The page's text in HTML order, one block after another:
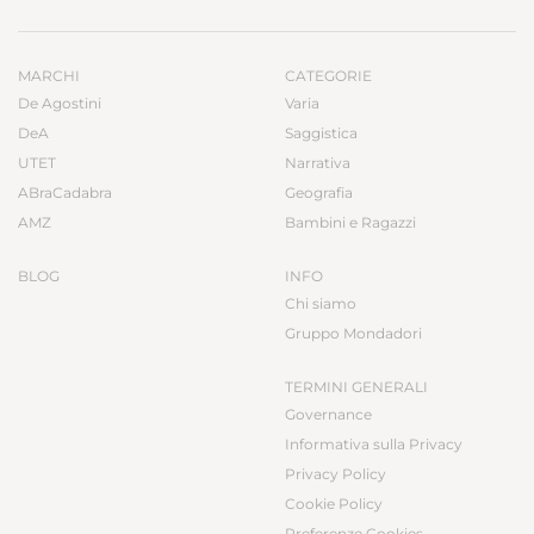
MARCHI
De Agostini
DeA
UTET
ABraCadabra
AMZ
BLOG
CATEGORIE
Varia
Saggistica
Narrativa
Geografia
Bambini e Ragazzi
INFO
Chi siamo
Gruppo Mondadori
TERMINI GENERALI
Governance
Informativa sulla Privacy
Privacy Policy
Cookie Policy